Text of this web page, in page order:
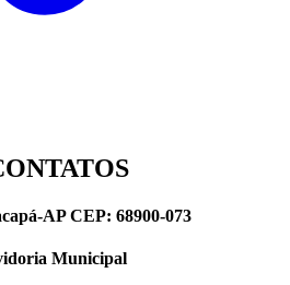
AP CEP: 68900-073
Municipal